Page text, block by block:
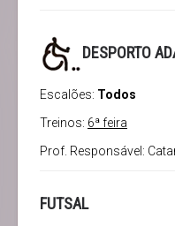
DESPORTO
Escalões: Todos
Treinos: 6ª feira
Prof. Responsável:
FUTSAL